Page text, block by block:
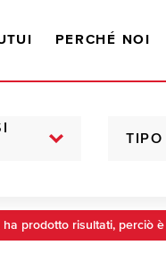
PERCHÉ NOI
TIPO
ha prodotto risultati, perciò